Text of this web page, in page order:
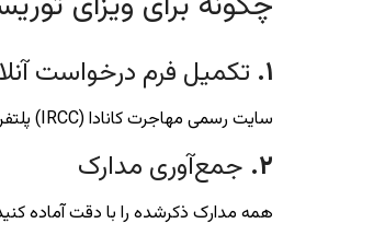
۱. تکمیل فرم درخواست
سایت رسمی مهاجرت کانادا (IRCC) پلتفرمی آنلاین برای ثبت درخواست فراهم کرده است. فرم‌ها را دقیق و کامل پر کنید.
۲. جمع‌آوری مدارک
همه مدارک ذکرشده را با دقت آماده